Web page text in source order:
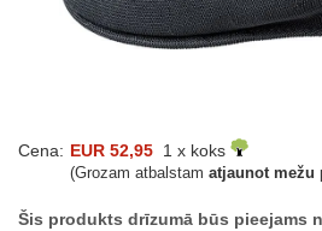
Cena: EUR 52,95 1 x koks
(Grozam atbalstam atjaunot mežu
Šis produkts drīzumā būs pieejams